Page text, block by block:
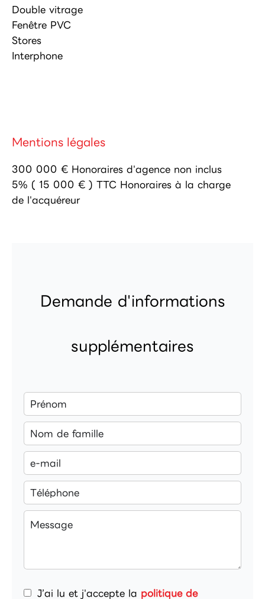
Double vitrage
Fenêtre PVC
Stores
Interphone
Mentions légales
300 000 € Honoraires d'agence non inclus
5% ( 15 000 € ) TTC Honoraires à la charge
de l'acquéreur
Demande d'informations
supplémentaires
J’ai lu et j'accepte la politique de